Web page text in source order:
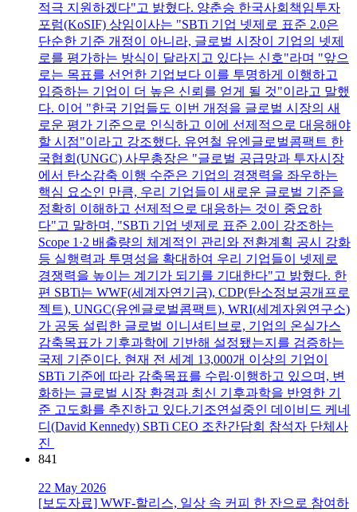
적극 지원하겠다"고 밝혔다. 양춘승 한국사회책임투자
포럼(KoSIF) 상임이사는 "SBTi 기업 넷제로 표준 2.0은
단순한 기준 개정이 아니라, 글로벌 시장이 기업의 넷제
로를 평가하는 방식이 달라지고 있다는 신호"라며 "앞으
로는 목표를 선언한 기업보다 이를 투명하게 이행하고
입증하는 기업이 더 높은 신뢰를 얻게 될 것"이라고 말했
다. 이어 "한국 기업들도 이번 개정을 글로벌 시장의 새
로운 평가 기준으로 인식하고 이에 선제적으로 대응해야
할 시점"이라고 강조했다. 유연철 유엔글로벌콤팩트 한
국협회(UNGC) 사무총장은 "글로벌 공급망과 투자시장
에서 탄소감축 이행 수준은 기업의 경쟁력을 좌우하는
핵심 요소인 만큼, 우리 기업들이 새로운 글로벌 기준을
정확히 이해하고 선제적으로 대응하는 것이 중요하
다"고 말하며, "SBTi 기업 넷제로 표준 2.0이 강조하는
Scope 1·2 배출량의 체계적인 관리와 전환계획 공시 강화
등 실행력과 투명성을 확대하여 우리 기업들이 넷제로
경쟁력을 높이는 계기가 되기를 기대한다"고 밝혔다. 한
편 SBTi는 WWF(세계자연기금), CDP(탄소정보공개프로
젝트), UNGC(유엔글로벌콤팩트), WRI(세계자원연구소)
가 공동 설립한 글로벌 이니셔티브로, 기업의 온실가스
감축목표가 기후과학에 기반해 설정됐는지를 검증하는
국제 기준이다. 현재 전 세계 13,000개 이상의 기업이
SBTi 기준에 따라 감축목표를 수립∙이행하고 있으며, 변
화하는 글로벌 시장 환경과 최신 기후과학을 반영한 기
준 고도화를 추진하고 있다.기조연설중인 데이비드 케네
디(David Kennedy) SBTi CEO 조찬간담회 참석자 단체사
진
841
22 May 2026
[보도자료] WWF-할리스, 일상 속 커피 한 잔으로 참여하